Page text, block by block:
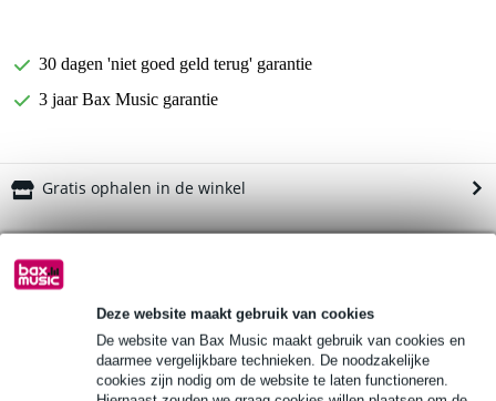
Deze website maakt gebruik van cookies
De website van Bax Music maakt gebruik van cookies en
daarmee vergelijkbare technieken. De noodzakelijke
cookies zijn nodig om de website te laten functioneren.
30 dagen 'niet goed geld terug' garantie
3 jaar Bax Music garantie
Gratis ophalen in de winkel
Meinl XXL Rainstick
type: RS1BK-XXL
regenmaker
Bekijk alle productspecificaties